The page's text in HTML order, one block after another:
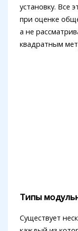
установку. Все
при оценке
а не
квадратным
Типы
Существует